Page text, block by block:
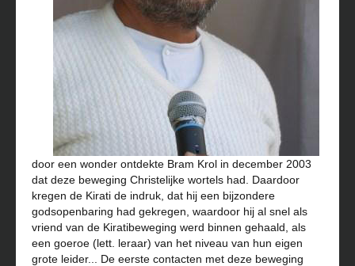
door een wonder ontdekte Bram Krol in december 2003
dat deze beweging Christelijke wortels had. Daardoor
kregen de Kirati de indruk, dat hij een bijzondere
godsopenbaring had gekregen, waardoor hij al snel als
vriend van de Kiratibeweging werd binnen gehaald, als
een goeroe (lett. leraar) van het niveau van hun eigen
grote leider... De eerste contacten met deze beweging